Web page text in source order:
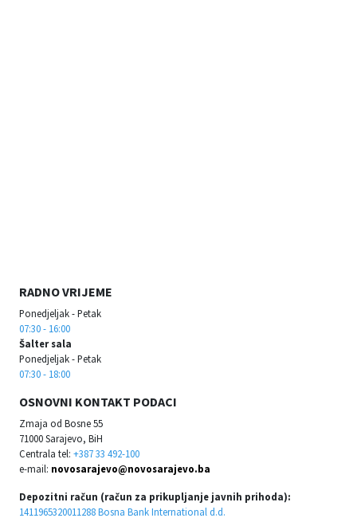
RADNO VRIJEME
Ponedjeljak - Petak
07:30 - 16:00
Šalter sala
Ponedjeljak - Petak
07:30 - 18:00
OSNOVNI KONTAKT PODACI
Zmaja od Bosne 55
71000 Sarajevo, BiH
Centrala tel: +387 33 492-100
e-mail: novosarajevo@novosarajevo.ba
Depozitni račun (račun za prikupljanje javnih prihoda):
1411965320011288 Bosna Bank International d.d.